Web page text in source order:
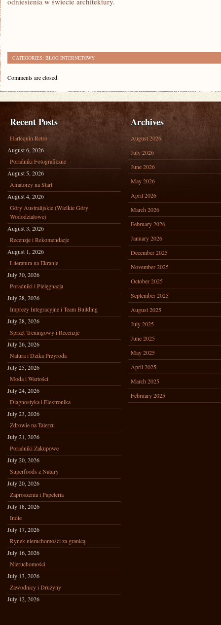
CATEGORIES: BLOG INTERNETOWY
Comments are closed.
Recent Posts
Harlequin Retro
August 6, 2026
Poradniki Fotograficzne
August 5, 2026
Amatorzy na Start
August 4, 2026
Góry Australijskie (Wielkie Góry
Wododziałowe)
August 3, 2026
Recenzje i Rekomendacje
August 1, 2026
Literatura na Ekranie
July 30, 2026
Poradniki i Pielęgnacja
July 28, 2026
Imprezy Integracyjne i Team Building
July 28, 2026
Sprzęt Treningowy i Recenzje
July 26, 2026
Natura i Dzika Przyroda
July 25, 2026
Moda i Wartości
July 24, 2026
Diagnostyka i Elektronika
July 23, 2026
Zdrowie na Talerzu
July 21, 2026
Poradniki Zakupowe
July 20, 2026
Superfoods z Natury
July 20, 2026
Zaproszenia i Papeteria
July 18, 2026
Indie
July 17, 2026
Rynek nieruchomości za granicą
July 16, 2026
Nieruchomości
July 13, 2026
Zawodnicy i Drużyny
July 12, 2026
Archives
August 2026
July 2026
June 2026
May 2026
April 2026
March 2026
February 2026
January 2026
December 2025
November 2025
October 2025
September 2025
August 2025
July 2025
June 2025
May 2025
April 2025
March 2025
February 2025